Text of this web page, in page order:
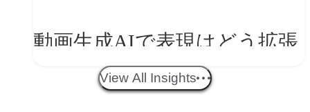
動画生成AIで表現はどう拡張
する？映像ディレクター橋本
View All Insights